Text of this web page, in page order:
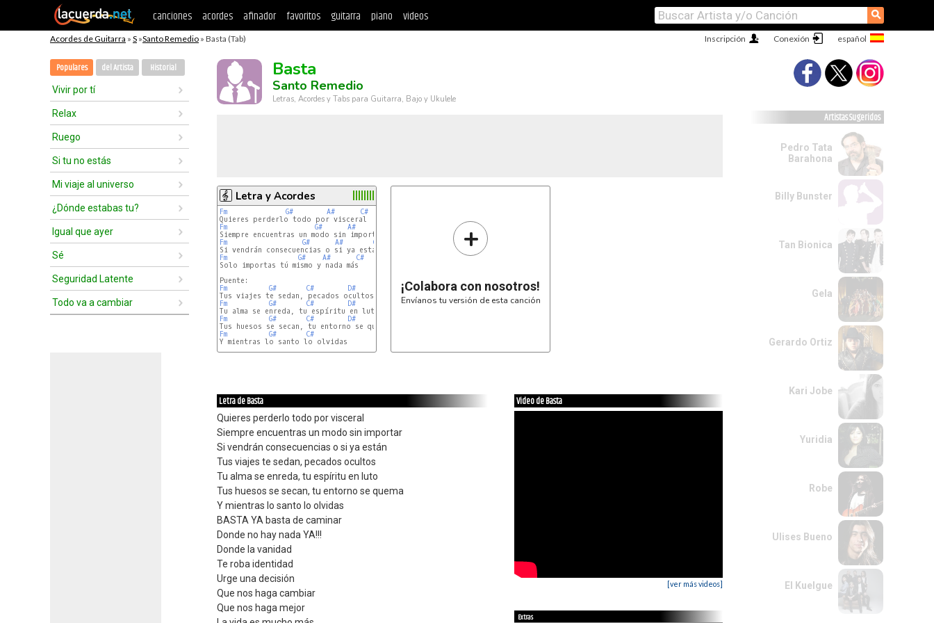
canciones acordes afinador favoritos guitarra piano videos ⚲
Acordes de Guitarra » S »Santo Remedio » Basta (Tab) Conexión
Inscripción
Populares del Artista Historial
Vivir por tí
Relax
Ruego
Si tu no estás
Mi viaje al universo
¿Dónde estabas tu?
Igual que ayer
Sé
Seguridad Latente
Todo va a cambiar
Basta
Santo Remedio
Letras, Acordes y Tabs para Guitarra, Bajo y Ukulele
Letra y Acordes
Fm G# A#
C#
Fm
G# A#
Fm
G# A#
C#
Fm
G# A#
C#
Solo importas tú mismo y nada más
Fm
G# C#
D#
Fm
G# C#
D#
Fm
G# C#
D#
Fm
G#
C#
Y mientras lo santo lo olvidas
+
¡Colabora con nosotros!
Envíanos tu versión de esta canción
Letra de Basta
Quieres perderlo todo por visceral
Siempre encuentras un modo sin importar
Si vendrán consecuencias o si ya están
Tus viajes te sedan, pecados ocultos
Tu alma se enreda, tu espíritu en luto
Tus huesos se secan, tu entorno se quema
Y mientras lo santo lo olvidas
BASTA YA basta de caminar
Donde no hay nada YA!!!
Donde la vanidad
Te roba identidad
Urge una decisión
Que nos haga cambiar
Que nos haga mejor
Video de Basta
[ver más videos]
Extras
Artistas Sugeridos
Pedro Tata
Barahona
Billy Bunster
Tan Bionica
Gela
Gerardo Ortiz
Kari Jobe
Yuridia
Robe
Ulises Bueno
El Kuelgue